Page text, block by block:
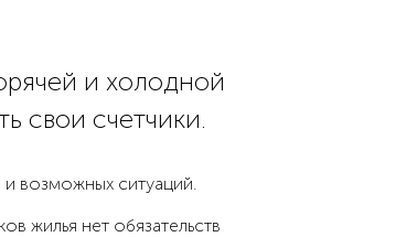
и холодной
свои счетчики.
возможных ситуаций.
жилья нет обязательств